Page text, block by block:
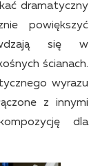
dramatyczny
powiększyć
się w
ścianach.
wyrazu
z innymi
dla